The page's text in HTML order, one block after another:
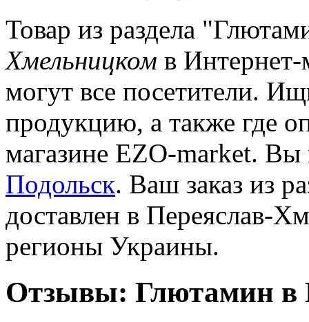
Товар из раздела
Хмельницком в Интернет-
могут все посетители.
продукцию, а также где
магазине EZO-market. Вы
Подольск. Ваш заказ из
доставлен в Переяслав-
регионы Украины.
Отзывы: Глютамин в